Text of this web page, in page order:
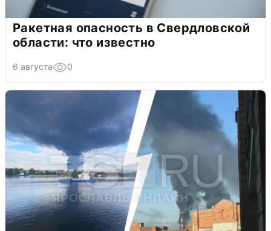
Ракетная опасность в Свердловской
области: что известно
6 августа 0